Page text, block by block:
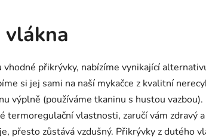
přikrývky, nabízíme vynikající
si jej sami na naší mykačce z kvalitní
výplně (používáme tkaninu s hustou
termoregulační vlastnosti, zaručí vám zdravý
přesto zůstává vzdušný. Přikrývky z dutého